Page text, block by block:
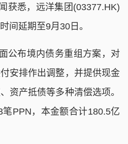
悉，远洋集团(03377.HK)
间延期至9月30日。
布境内债务重组方案，对
安排作出调整，并提供现金
资产抵债等多种清偿选项。
PPN，本金额合计180.5亿